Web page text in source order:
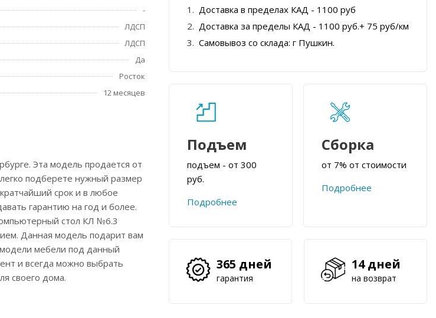
-
ЛДСП
ЛДСП
Да
Росток
12 месяцев
Эта модель продается от
подберете нужный размер
срок и в любое
гарантию на год и более.
стол КЛ №6.3
Данная модель подарит вам
мебели под данный
и всегда можно выбрать
своего дома.
Доставка в пределах КАД - 1100 руб
Доставка за пределы КАД - 1100 руб.+ 75 руб/км
Самовывоз со склада: г Пушкин.
Подъем
подъем - от 300
руб.
Подробнее
Сборка
от 7% от стоимости
Подробнее
365 дней
гарантия
14 дней
на возврат